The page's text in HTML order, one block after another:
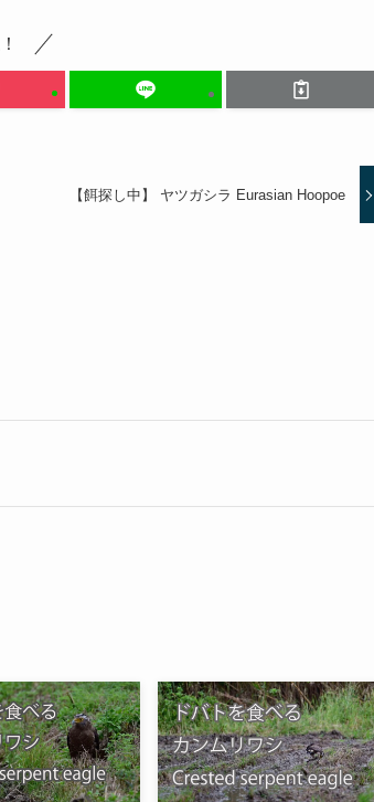
【餌探し中】 ヤツガシラ Eurasian Hoopoe